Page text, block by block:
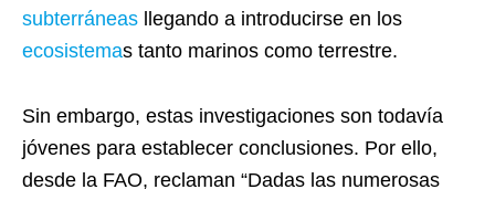
subterráneas llegando a introducirse en los
ecosistemas tanto marinos como terrestre.
Sin embargo, estas investigaciones son todavía
jóvenes para establecer conclusiones. Por ello,
desde la FAO, reclaman “Dadas las numerosas